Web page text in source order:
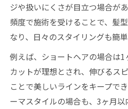
ジや扱いにくさが目立つ場合が
頻度で施術を受けることで、髪
なり、日々のスタイリングも簡単
例えば、ショートヘアの場合は
カットが理想とされ、伸びるス
ことで美しいラインをキープで
ーマスタイルの場合も、3ヶ月